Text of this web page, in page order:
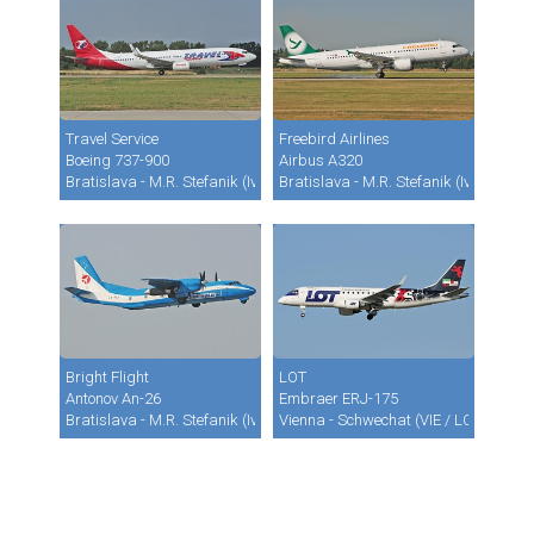
Travel Service
Boeing 737-900
Bratislava - M.R. Stefanik (Ivanka) (BTS / LZIB)
Freebird Airlines
Airbus A320
Bratislava - M.R. Stefanik (Ivanka)
Bright Flight
Antonov An-26
Bratislava - M.R. Stefanik (Ivanka) (BTS / LZIB)
LOT
Embraer ERJ-175
Vienna - Schwechat (VIE / LOWW)